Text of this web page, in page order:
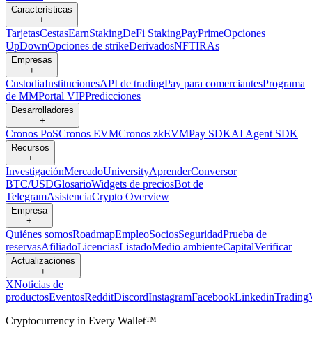
Características
+
TarjetasCestasEarnStakingDeFi StakingPayPrimeOpciones
UpDownOpciones de strikeDerivadosNFTIRAs
Empresas
+
CustodiaInstitucionesAPI de tradingPay para comerciantesPrograma
de MMPortal VIPPredicciones
Desarrolladores
+
Cronos PoSCronos EVMCronos zkEVMPay SDKAI Agent SDK
Recursos
+
InvestigaciónMercadoUniversityAprenderConversor
BTC/USDGlosarioWidgets de preciosBot de
TelegramAsistenciaCrypto Overview
Empresa
+
Quiénes somosRoadmapEmpleoSociosSeguridadPrueba de
reservasAfiliadoLicenciasListadoMedio ambienteCapitalVerificar
Actualizaciones
+
XNoticias de
productosEventosRedditDiscordInstagramFacebookLinkedin
Cryptocurrency in Every Wallet™